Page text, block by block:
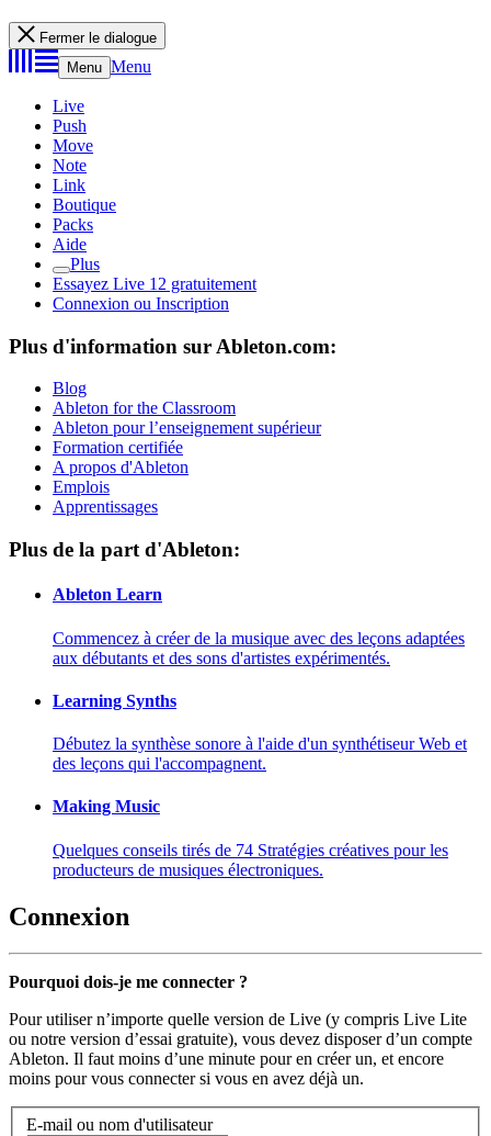
Fermer le dialogue
Menu Menu
Live
Push
Move
Note
Link
Boutique
Packs
Aide
Plus
Essayez Live 12 gratuitement
Connexion ou Inscription
Plus d'information sur Ableton.com:
Blog
Ableton for the Classroom
Ableton pour l’enseignement supérieur
Formation certifiée
A propos d'Ableton
Emplois
Apprentissages
Plus de la part d'Ableton:
Ableton Learn
Commencez à créer de la musique avec des leçons adaptées
aux débutants et des sons d'artistes expérimentés.
Learning Synths
Débutez la synthèse sonore à l'aide d'un synthétiseur Web et
des leçons qui l'accompagnent.
Making Music
Quelques conseils tirés de 74 Stratégies créatives pour les
producteurs de musiques électroniques.
Connexion
Pourquoi dois-je me connecter ?
Pour utiliser n’importe quelle version de Live (y compris Live Lite
ou notre version d’essai gratuite), vous devez disposer d’un compte
Ableton. Il faut moins d’une minute pour en créer un, et encore
moins pour vous connecter si vous en avez déjà un.
E-mail ou nom d'utilisateur